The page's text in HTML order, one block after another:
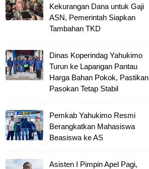
Kekurangan Dana untuk Gaji
ASN, Pemerintah Siapkan
Tambahan TKD
Dinas Koperindag Yahukimo
Turun ke Lapangan Pantau
Harga Bahan Pokok, Pastikan
Pasokan Tetap Stabil
Pemkab Yahukimo Resmi
Berangkatkan Mahasiswa
Beasiswa ke AS
Asisten I Pimpin Apel Pagi,